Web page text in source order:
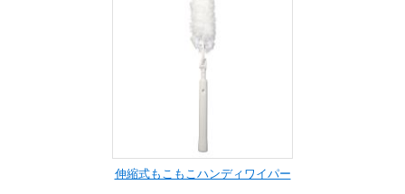
伸縮式もこもこハンディワイパー